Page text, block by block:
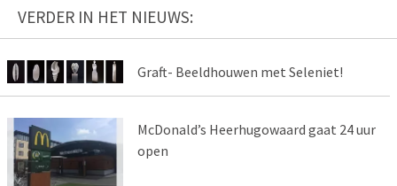
VERDER IN HET NIEUWS:
Graft- Beeldhouwen met Seleniet!
McDonald’s Heerhugowaard gaat 24 uur
open